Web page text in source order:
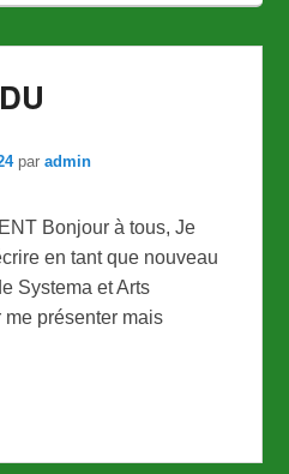
paradmin
Bonjour à tous, Je
en tant que nouveau
Systema et Arts
présenter mais